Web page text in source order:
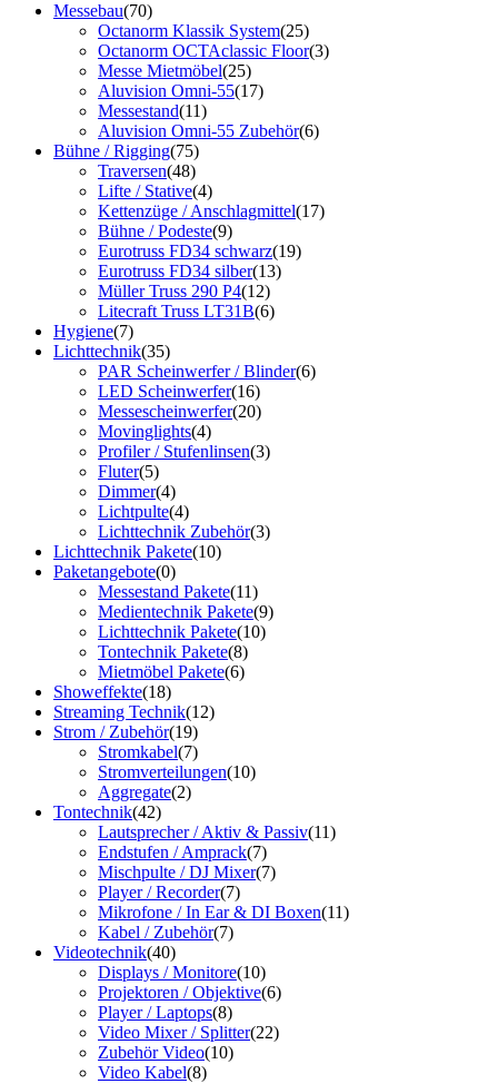
Messebau(70)
Octanorm Klassik System(25)
Octanorm OCTAclassic Floor(3)
Messe Mietmöbel(25)
Aluvision Omni-55(17)
Messestand(11)
Aluvision Omni-55 Zubehör(6)
Bühne / Rigging(75)
Traversen(48)
Lifte / Stative(4)
Kettenzüge / Anschlagmittel(17)
Bühne / Podeste(9)
Eurotruss FD34 schwarz(19)
Eurotruss FD34 silber(13)
Müller Truss 290 P4(12)
Litecraft Truss LT31B(6)
Hygiene(7)
Lichttechnik(35)
PAR Scheinwerfer / Blinder(6)
LED Scheinwerfer(16)
Messescheinwerfer(20)
Movinglights(4)
Profiler / Stufenlinsen(3)
Fluter(5)
Dimmer(4)
Lichtpulte(4)
Lichttechnik Zubehör(3)
Lichttechnik Pakete(10)
Paketangebote(0)
Messestand Pakete(11)
Medientechnik Pakete(9)
Lichttechnik Pakete(10)
Tontechnik Pakete(8)
Mietmöbel Pakete(6)
Showeffekte(18)
Streaming Technik(12)
Strom / Zubehör(19)
Stromkabel(7)
Stromverteilungen(10)
Aggregate(2)
Tontechnik(42)
Lautsprecher / Aktiv & Passiv(11)
Endstufen / Amprack(7)
Mischpulte / DJ Mixer(7)
Player / Recorder(7)
Mikrofone / In Ear & DI Boxen(11)
Kabel / Zubehör(7)
Videotechnik(40)
Displays / Monitore(10)
Projektoren / Objektive(6)
Player / Laptops(8)
Video Mixer / Splitter(22)
Zubehör Video(10)
Video Kabel(8)